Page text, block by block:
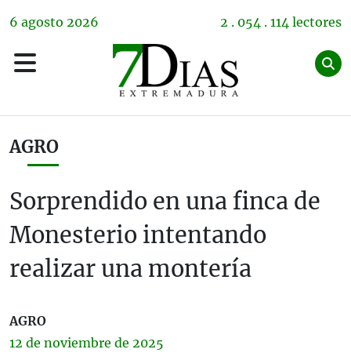
6 agosto 2026 2 . 054 . 114 lectores
AGRO
Sorprendido en una finca de
Monesterio intentando
realizar una montería
AGRO
12 de noviembre de 2025